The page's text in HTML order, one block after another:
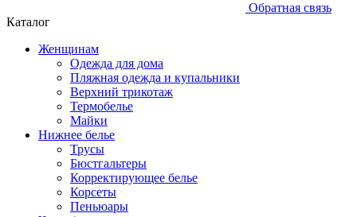
Обратная связь
Каталог
Женщинам
Одежда для дома
Пляжная одежда и купальники
Верхний трикотаж
Термобелье
Майки
Нижнее белье
Трусы
Бюстгальтеры
Корректирующее белье
Корсеты
Пеньюары